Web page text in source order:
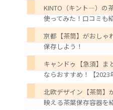
KINTO（キント―）の
使ってみた！口コミも
京都【茶筒】がおしゃ
保存しよう！
キャンドゥ【急須】ま
ならおすすめ！【2023
北欧デザイン【茶筒】
映える茶葉保存容器を